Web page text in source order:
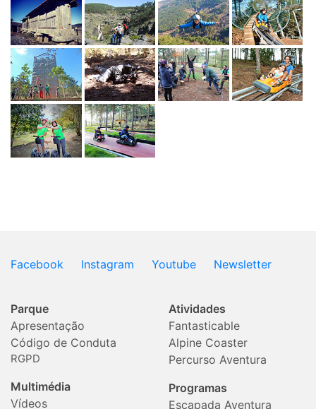
Facebook Instagram Youtube Newsletter
Parque
Apresentação
Código de Conduta
RGPD
Multimédia
Vídeos
Atividades
Fantasticable
Alpine Coaster
Percurso Aventura
Programas
Escapada Aventura